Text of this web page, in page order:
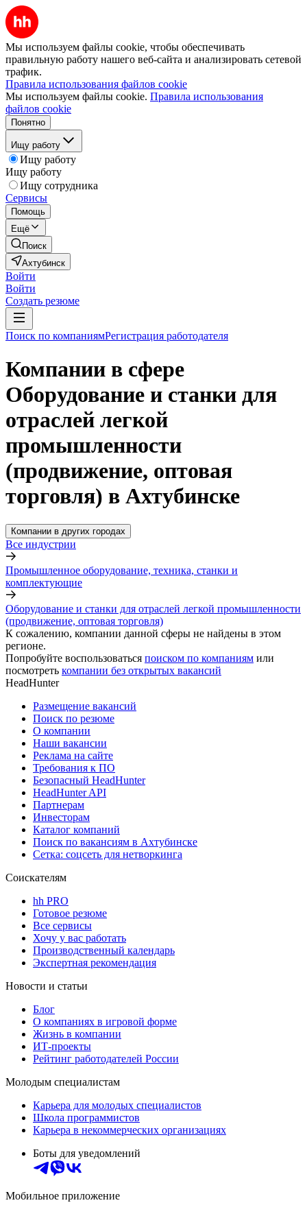
Мы используем файлы cookie, чтобы обеспечивать
правильную работу нашего веб-сайта и анализировать сетевой
трафик.
Правила использования файлов cookie
Мы используем файлы cookie. Правила использования
файлов cookie
Понятно
Ищу работу
Ищу работу
Ищу работу
Ищу сотрудника
Сервисы
Помощь
Ещё
Поиск
Ахтубинск
Войти
Войти
Создать резюме
Поиск по компаниямРегистрация работодателя
Компании в сфере
Оборудование и станки для
отраслей легкой
промышленности
(продвижение, оптовая
торговля) в Ахтубинске
Компании в других городах
Все индустрии
Промышленное оборудование, техника, станки и
комплектующие
Оборудование и станки для отраслей легкой промышленности
(продвижение, оптовая торговля)
К сожалению, компании данной сферы не найдены в этом
регионе.
Попробуйте воспользоваться поиском по компаниям или
посмотреть компании без открытых вакансий
HeadHunter
Размещение вакансий
Поиск по резюме
О компании
Наши вакансии
Реклама на сайте
Требования к ПО
Безопасный HeadHunter
HeadHunter API
Партнерам
Инвесторам
Каталог компаний
Поиск по вакансиям в Ахтубинске
Сетка: соцсеть для нетворкинга
Соискателям
hh PRO
Готовое резюме
Все сервисы
Хочу у вас работать
Производственный календарь
Экспертная рекомендация
Новости и статьи
Блог
О компаниях в игровой форме
Жизнь в компании
ИТ-проекты
Рейтинг работодателей России
Молодым специалистам
Карьера для молодых специалистов
Школа программистов
Карьера в некоммерческих организациях
Боты для уведомлений
Мобильное приложение